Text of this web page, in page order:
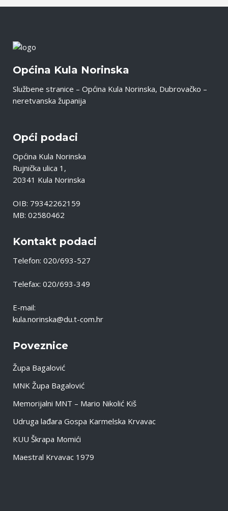
Općina Kula Norinska
Službene stranice – Općina Kula Norinska, Dubrovačko –
neretvanska županija
Opći podaci
Općina Kula Norinska
Rujnička ulica 1,
20341 Kula Norinska
OIB: 79342262159
MB: 02580462
Kontakt podaci
Telefon: 020/693-527
Telefax: 020/693-349
E-mail:
kula.norinska@du.t-com.hr
Poveznice
Župa Bagalović
MNK Župa Bagalović
Memorijalni MNT – Mario Nikolić Kiš
Udruga lađara Gospa Karmelska Krvavac
KUU Škrapa Momići
Maestral Krvavac 1979